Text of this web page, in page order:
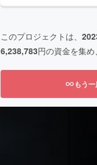
このプロジェクトは、
6,238,783円の資金を集め
もう